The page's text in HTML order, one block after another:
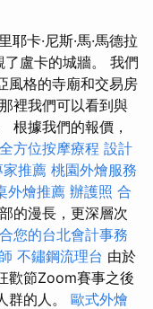
卡·尼斯·馬·馬德拉
了盧卡的城牆。 我們
風格的寺廟和交易房
裡我們可以看到與
根據我們的報價，
全方位按摩療程 設計
家推薦 桃園外燴服務
外燴推薦 辦護照 合
的漫長，更深層次
您的台北會計事務
不鏽鋼流理台 由於
歡節Zoom賽事之後
群的人。 歐式外燴